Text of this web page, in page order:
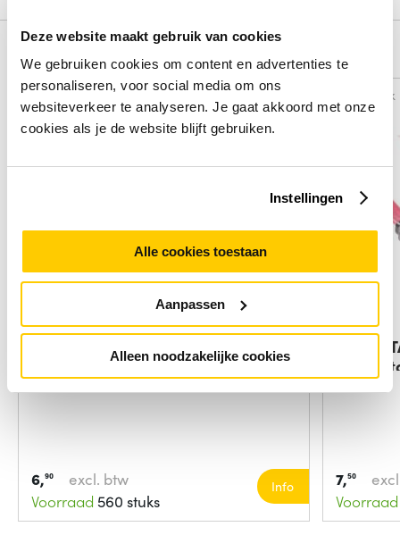
Deze website maakt gebruik van cookies
We gebruiken cookies om content en advertenties te
personaliseren, voor social media om ons
websiteverkeer te analyseren. Je gaat akkoord met onze
cookies als je de website blijft gebruiken.
Instellingen
Alle cookies toestaan
Aanpassen
Alleen noodzakelijke cookies
Alternatieven
Vergelijk
Microconnect SAT15005C SATA-
kabel 0,5 m
6,90
excl. btw
Voorraad 560 stuks
Info
Vergelijk
ACT
7,50
Voorraad